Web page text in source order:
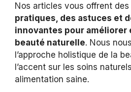
Nos articles vous offrent des
pratiques, des astuces et
innovantes pour améliorer
beauté naturelle. Nous
l’approche holistique de la
l’accent sur les soins
alimentation saine.